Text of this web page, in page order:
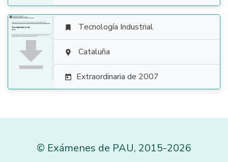

 Tecnología Industrial
 Cataluña
 Extraordinaria de 2007
© Exámenes de PAU, 2015-2026